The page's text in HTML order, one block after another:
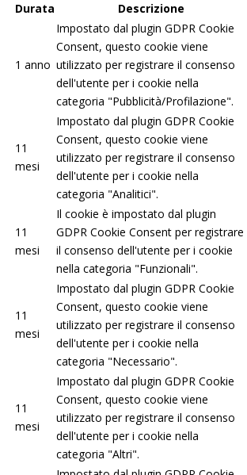
Durata Descrizione
1 anno
Impostato dal plugin GDPR Cookie
Consent, questo cookie viene
utilizzato per registrare il consenso
dell'utente per i cookie nella
categoria "Pubblicità/Profilazione".
11
mesi
Impostato dal plugin GDPR Cookie
Consent, questo cookie viene
utilizzato per registrare il consenso
dell'utente per i cookie nella
categoria "Analitici".
11
mesi
Il cookie è impostato dal plugin
GDPR Cookie Consent per registrare
il consenso dell'utente per i cookie
nella categoria "Funzionali".
11
mesi
Impostato dal plugin GDPR Cookie
Consent, questo cookie viene
utilizzato per registrare il consenso
dell'utente per i cookie nella
categoria "Necessario".
11
mesi
Impostato dal plugin GDPR Cookie
Consent, questo cookie viene
utilizzato per registrare il consenso
dell'utente per i cookie nella
categoria "Altri".